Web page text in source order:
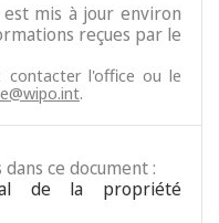
est mis à jour environ
reçues par le
contacter l'office ou le
.
ce document :
de la propriété